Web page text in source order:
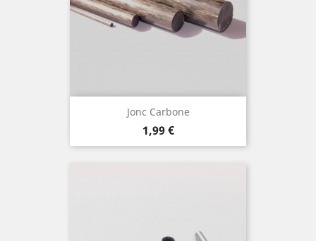
Jonc Carbone
Prix
1,99 €